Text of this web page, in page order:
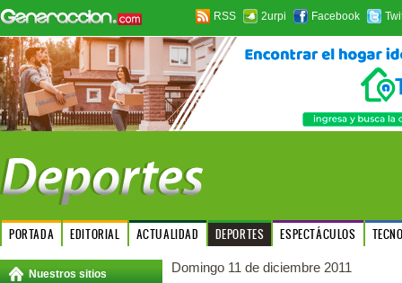
RSS 2urpi Facebook
PORTADA EDITORIAL ACTUALIDAD DEPORTES ESPECTÁCULOS
Nuestros sitios Domingo 11 de diciembre 2011